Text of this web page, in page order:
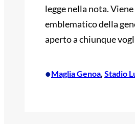
legge nella nota.
emblematico della
aperto a chiunque
•Maglia Genoa, Stadio